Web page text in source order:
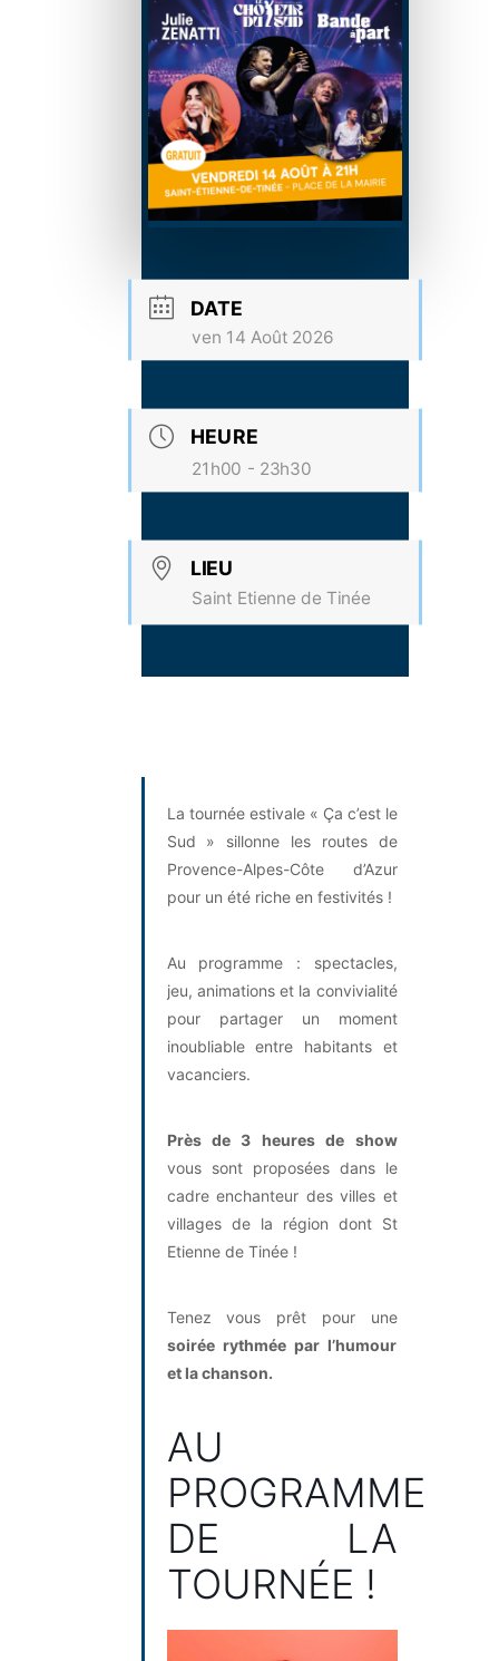
DATE
ven 14 Août 2026
HEURE
21h00 - 23h30
LIEU
Saint Etienne de Tinée
La tournée estivale « Ça c’est le
Sud » sillonne les routes de
Provence-Alpes-Côte d’Azur
pour un été riche en festivités !
Au programme : spectacles,
jeu, animations et la convivialité
pour partager un moment
inoubliable entre habitants et
vacanciers.
Près de 3 heures de show
vous sont proposées dans le
cadre enchanteur des villes et
villages de la région dont St
Etienne de Tinée !
Tenez vous prêt pour une
soirée rythmée par l’humour
et la chanson.
AU
PROGRAMME
DE LA
TOURNÉE !